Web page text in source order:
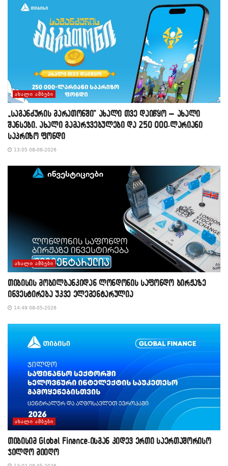
ᲐᲮᲐᲚᲘ ᲐᲛᲑᲔᲑᲘ
„საგანძურის მარათონში“ ახალი თვე დაიწყო – ახალი
შანსები, ახალი გამარჯვებულები და 250 000-ლარიანი
საპრიზო ფონდი
13:05 08-06-2026
ᲐᲮᲐᲚᲘ ᲐᲛᲑᲔᲑᲘ
თიბისის მობილბანკიდან ლონდონის საფონდო ბირჟაზე
ინვესტირება უკვე ელემენტარულია
14:49 08-05-2026
ᲐᲮᲐᲚᲘ ᲐᲛᲑᲔᲑᲘ
თიბისიმ Global Finance-ისგან კიდევ ერთი საერთაშორისო
ჯილდო მიიღო